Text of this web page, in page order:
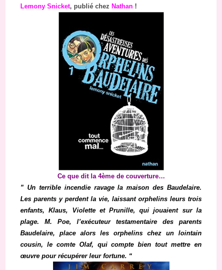
Lemony Snicket, publié chez Nathan !
Ce que dit la 4ème de couverture…
” Un terrible incendie ravage la maison des Baudelaire.
Les parents y perdent la vie, laissant orphelins leurs trois
enfants, Klaus, Violette et Prunille, qui jouaient sur la
plage. M. Poe, l’exécuteur testamentaire des parents
Baudelaire, place alors les orphelins chez un lointain
cousin, le comte Olaf, qui compte bien tout mettre en
œuvre pour récupérer leur fortune. “